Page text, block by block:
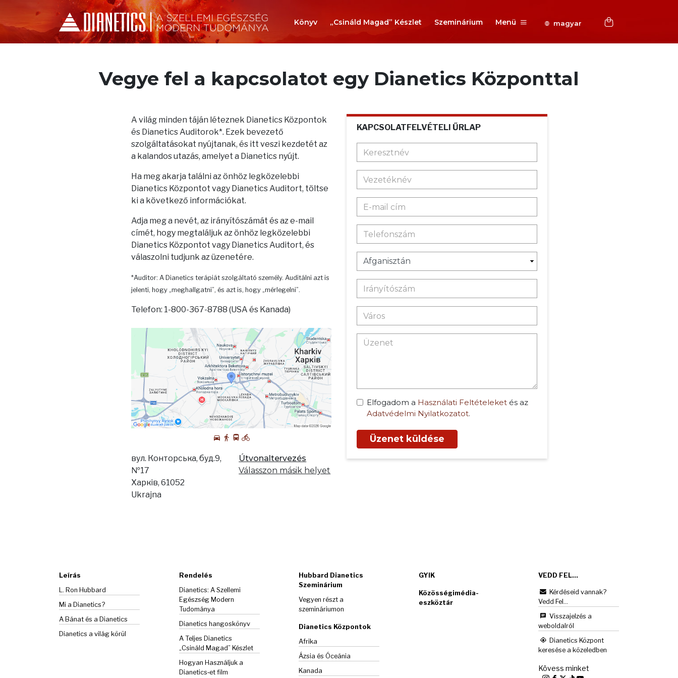
Könyv „Csináld Magad” Készlet Szeminárium Menü magyar
Vegye fel a kapcsolatot egy Dianetics Központtal
A világ minden táján léteznek Dianetics Központok
és Dianetics Auditorok*. Ezek bevezető
szolgáltatásokat nyújtanak, és itt veszi kezdetét az
a kalandos utazás, amelyet a Dianetics nyújt.
Ha meg akarja találni az önhöz legközelebbi
Dianetics Központot vagy Dianetics Auditort, töltse
ki a következő információkat.
Adja meg a nevét, az irányítószámát és az e-mail
címét, hogy megtaláljuk az önhöz legközelebbi
Dianetics Központot vagy Dianetics Auditort, és
válaszolni tudjunk az üzenetére.
*Auditor: A Dianetics terápiát szolgáltató személy. Auditálni azt is
jelenti, hogy „meghallgatni”, és azt is, hogy „mérlegelni”.
Telefon: 1-800-367-8788 (USA és Kanada)
вул. Конторська, буд.9,
№17
Харків, 61052
Ukrajna
Útvonaltervezés
Válasszon másik helyet
KAPCSOLATFELVÉTELI ŰRLAP
Elfogadom a Használati Feltételeket és az
Adatvédelmi Nyilatkozatot.
Üzenet küldése
Leírás
L. Ron Hubbard
Mi a Dianetics?
A Bánat és a Dianetics
Dianetics a világ körül
Rendelés
Dianetics: A Szellemi
Egészség Modern
Tudománya
Dianetics hangoskönyv
A Teljes Dianetics
„Csináld Magad” Készlet
Hogyan Használjuk a
Dianetics‑et film
Hubbard Dianetics
Szeminárium
Vegyen részt a
szemináriumon
Dianetics Központok
Afrika
Ázsia és Óceánia
Kanada
GYIK
Közösségimédia-
eszköztár
VEDD FEL...
Kérdéseid vannak?
Vedd Fel...
Visszajelzés a
weboldalról
Dianetics Központ
keresése a közeledben
Kövess minket